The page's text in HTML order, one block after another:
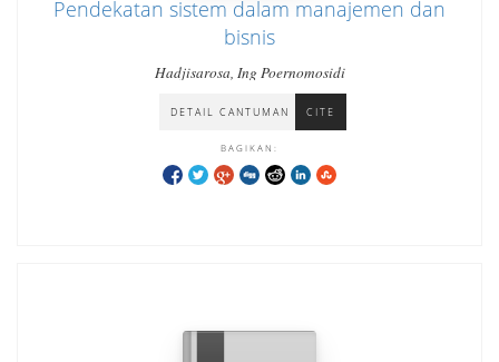
Pendekatan sistem dalam manajemen dan
bisnis
Hadjisarosa, Ing Poernomosidi
DETAIL CANTUMAN CITE
BAGIKAN: